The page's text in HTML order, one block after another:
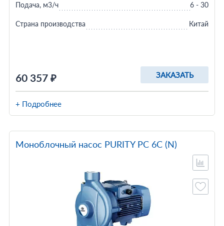
60 357 ₽ ЗАКАЗАТЬ
Подача, м3/ч 6 - 30
Страна производства Китай
+ Подробнее
Моноблочный насос PURITY PC 6C (N)